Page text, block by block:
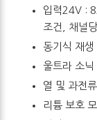
입력24V :
조건, 채널
동기식 재생
울트라 소닉
열 및 과전
리튬 보호